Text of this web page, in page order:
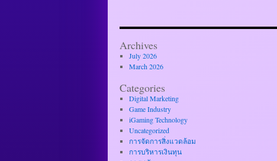
Archives
July 2026
March 2026
Categories
Digital Marketing
Game Industry
iGaming Technology
Uncategorized
การจัดการสิ่งแวดล้อม
การบริหารเงินทุน